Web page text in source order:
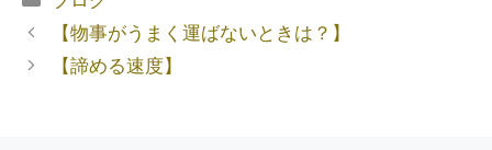
【物事がうまく運ばないときは？】
【諦める速度】